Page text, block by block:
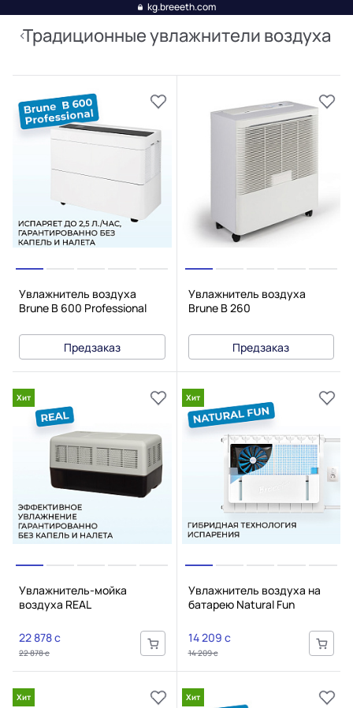
kg.breeeth.com
Традиционные увлажнители воздуха
Увлажнитель воздуха
Brune B 600 Professional
Предзаказ
Увлажнитель воздуха
Brune B 260
Предзаказ
Хит
Увлажнитель-мойка
воздуха REAL
22 878 c
22 878 c
Хит
Увлажнитель воздуха на
батарею Natural Fun
14 209 c
14 209 c
Хит Хит